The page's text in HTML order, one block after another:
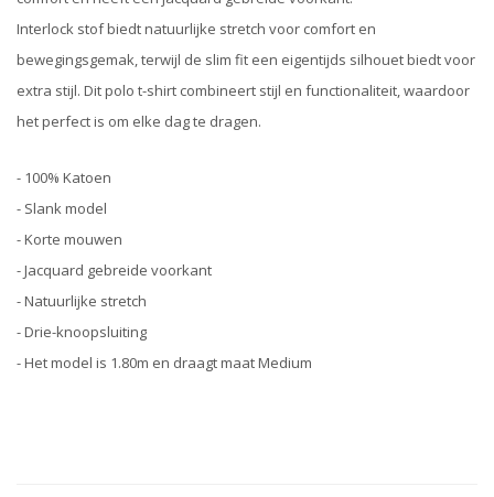
Interlock stof biedt natuurlijke stretch voor comfort en
bewegingsgemak, terwijl de slim fit een eigentijds silhouet biedt voor
extra stijl. Dit polo t-shirt combineert stijl en functionaliteit, waardoor
het perfect is om elke dag te dragen.
- 100% Katoen
- Slank model
- Korte mouwen
- Jacquard gebreide voorkant
- Natuurlijke stretch
- Drie-knoopsluiting
- Het model is 1.80m en draagt maat Medium